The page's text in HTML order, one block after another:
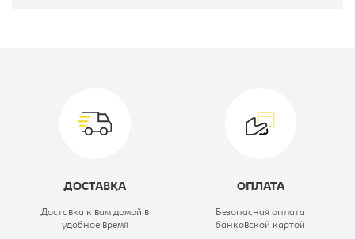
ТК-10М
ДОСТАВКА
Доставка к вам домой в
удобное время
ОПЛАТА
Безопасная оплата
банковской картой